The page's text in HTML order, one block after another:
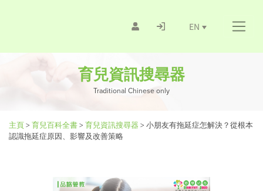
EN
育兒資訊搜尋器
Traditional Chinese only
主頁> 育兒百科全書> 育兒資訊搜尋器 > 小朋友有拖延症怎解決？從根本
認識拖延症原因、影響及改善策略